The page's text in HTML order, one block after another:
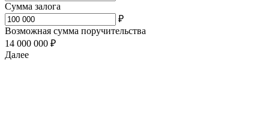
Сумма залога
₽
Возможная сумма поручительства
14 000 000 ₽
Далее